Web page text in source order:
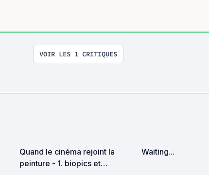
VOIR LES 1 CRITIQUES
Quand le cinéma rejoint la
peinture - 1. biopics et
Waiting...